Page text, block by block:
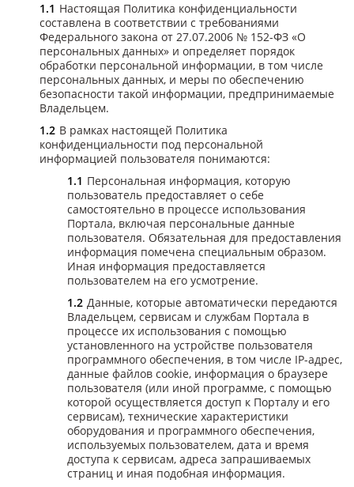
Настоящая Политика конфиденциальности
составлена в соответствии с требованиями
Федерального закона от 27.07.2006 № 152-ФЗ «О
персональных данных» и определяет порядок
обработки персональной информации, в том числе
персональных данных, и меры по обеспечению
безопасности такой информации, предпринимаемые
Владельцем.
В рамках настоящей Политика
конфиденциальности под персональной
информацией пользователя понимаются:
Персональная информация, которую
пользователь предоставляет о себе
самостоятельно в процессе использования
Портала, включая персональные данные
пользователя. Обязательная для предоставления
информация помечена специальным образом.
Иная информация предоставляется
пользователем на его усмотрение.
Данные, которые автоматически передаются
Владельцем, сервисам и службам Портала в
процессе их использования с помощью
установленного на устройстве пользователя
программного обеспечения, в том числе IP-адрес,
данные файлов cookie, информация о браузере
пользователя (или иной программе, с помощью
которой осуществляется доступ к Порталу и его
сервисам), технические характеристики
оборудования и программного обеспечения,
используемых пользователем, дата и время
доступа к сервисам, адреса запрашиваемых
страниц и иная подобная информация.